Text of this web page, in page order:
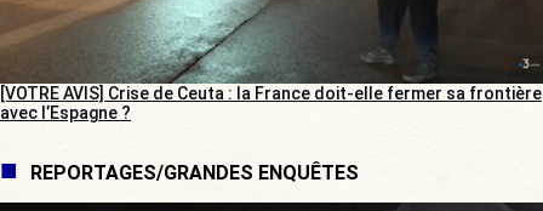
[VOTRE AVIS] Crise de Ceuta : la France doit-elle fermer sa frontière
avec l’Espagne ?
REPORTAGES/GRANDES ENQUÊTES